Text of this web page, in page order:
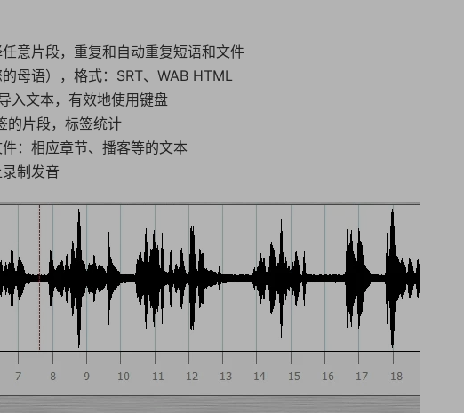
意片段，重复和自动重复短语和文件
母语），格式：SRT、WAB HTML
入文本，有效地使用键盘
的片段，标签统计
：相应章节、播客等的文本
制发音